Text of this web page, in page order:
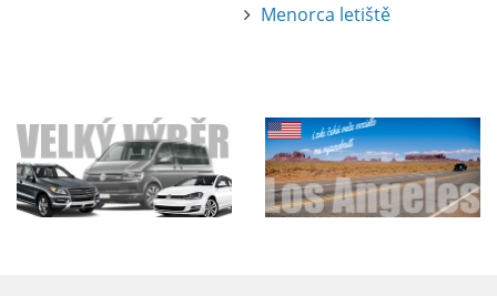
Menorca letiště